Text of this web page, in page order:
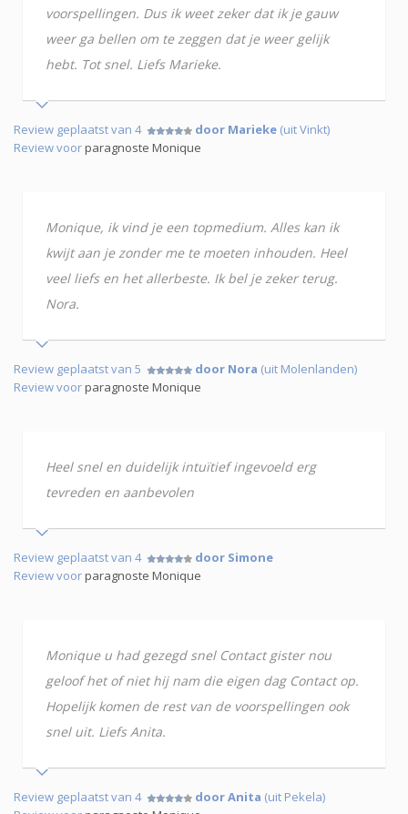
voorspellingen. Dus ik weet zeker dat ik je gauw
weer ga bellen om te zeggen dat je weer gelijk
hebt. Tot snel. Liefs Marieke.
Review geplaatst van 4 door Marieke (uit Vinkt)
Review voorparagnoste Monique
Monique, ik vind je een topmedium. Alles kan ik
kwijt aan je zonder me te moeten inhouden. Heel
veel liefs en het allerbeste. Ik bel je zeker terug.
Nora.
Review geplaatst van 5 door Nora (uit Molenlanden)
Review voorparagnoste Monique
Heel snel en duidelijk intuïtief ingevoeld erg
tevreden en aanbevolen
Review geplaatst van 4
door Simone
Review voorparagnoste Monique
Monique u had gezegd snel Contact gister nou
geloof het of niet hij nam die eigen dag Contact op.
Hopelijk komen de rest van de voorspellingen ook
snel uit. Liefs Anita.
Review geplaatst van 4 door Anita (uit Pekela)